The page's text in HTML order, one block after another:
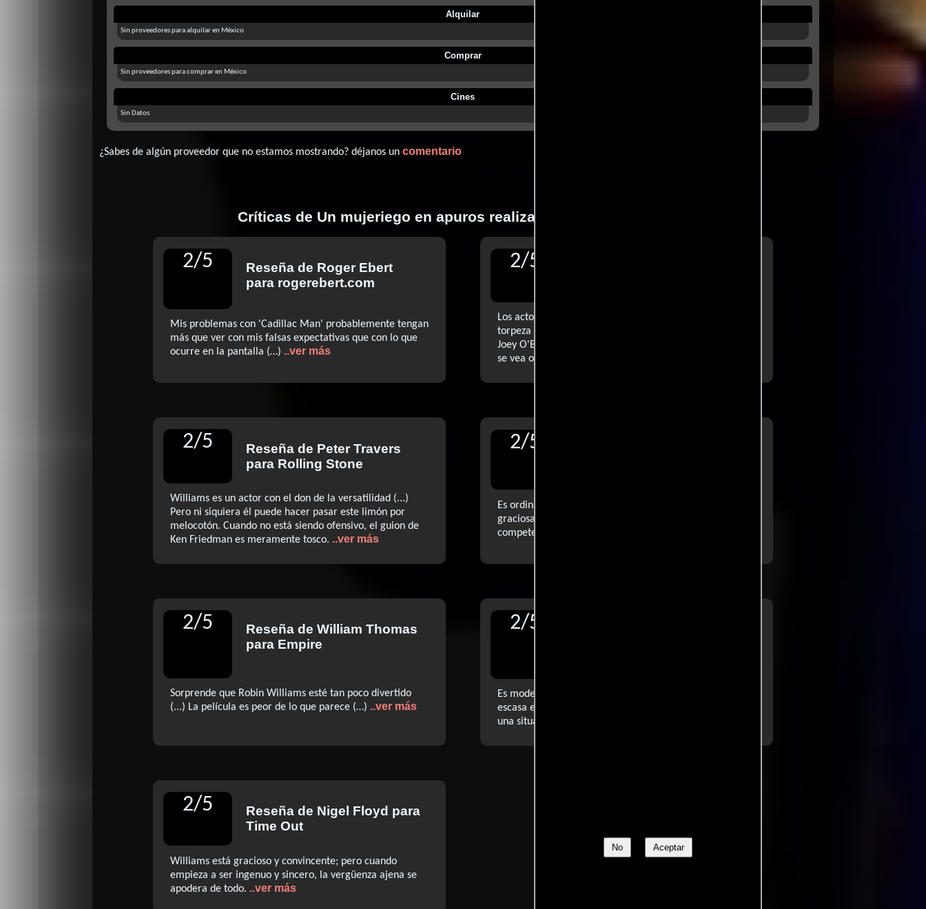
No Aceptar
Alquilar
Sin proveedores para alquilar en México
Comprar
Sin proveedores para comprar en México
Cines
Sin Datos
¿Sabes de algún proveedor que no estamos mostrando? déjanos uncomentario
Críticas de Un mujeriego en apuros realizadas por profesionales
2/5 Reseña de Roger Ebert
para rogerebert.com
Mis problemas con 'Cadillac Man' probablemente tengan
más que ver con mis falsas expectativas que con lo que
ocurre en la pantalla (…) ..ver más
2/5
Los actores llevan todo el peso de la película (...) La
torpeza del guion y la dirección hace que el personaje de
Joey O'Brien, en lugar de ser iluminado por la película,
se vea oscurecido
2/5 Reseña de Peter Travers
para Rolling Stone
Williams es un actor con el don de la versatilidad (...)
Pero ni siquiera él puede hacer pasar este limón por
melocotón. Cuando no está siendo ofensivo, el guion de
Ken Friedman es meramente tosco. ..ver más
2/5
Es ordinaria, está hecha descuidadamente y sólo es
graciosa a ratos. Aunque Williams es un actor
competente y tonificante
2/5 Reseña de William Thomas
para Empire
Sorprende que Robin Williams esté tan poco divertido
(...) La película es peor de lo que parece (…) ..ver más
2/5
Es moderadamente entretenida (...) Si parece algo
escasa es porque apenas es una película: es simplemente
una situación tensa que se ha alargado
2/5 Reseña de Nigel Floyd para
Time Out
Williams está gracioso y convincente; pero cuando
empieza a ser ingenuo y sincero, la vergüenza ajena se
apodera de todo. ..ver más